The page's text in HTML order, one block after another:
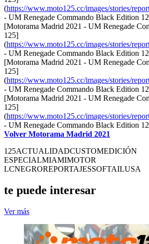
(https://www.moto125.cc/images/stories/
- UM Renegade Commando Black Edition
[Motorama Madrid 2021 - UM Renegade
125]
(https://www.moto125.cc/images/stories/
- UM Renegade Commando Black Edition
[Motorama Madrid 2021 - UM Renegade
125]
(https://www.moto125.cc/images/stories/
- UM Renegade Commando Black Edition
[Motorama Madrid 2021 - UM Renegade
125]
(https://www.moto125.cc/images/stories/
- UM Renegade Commando Black Edition
Volver Motorama Madrid 2021
125ACTUALIDADCUSTOMEDICIÓN
ESPECIALMIAMIMOTOR
LCNEGROREPORTAJESSOFTAILUSA
te puede interesar
Ver más